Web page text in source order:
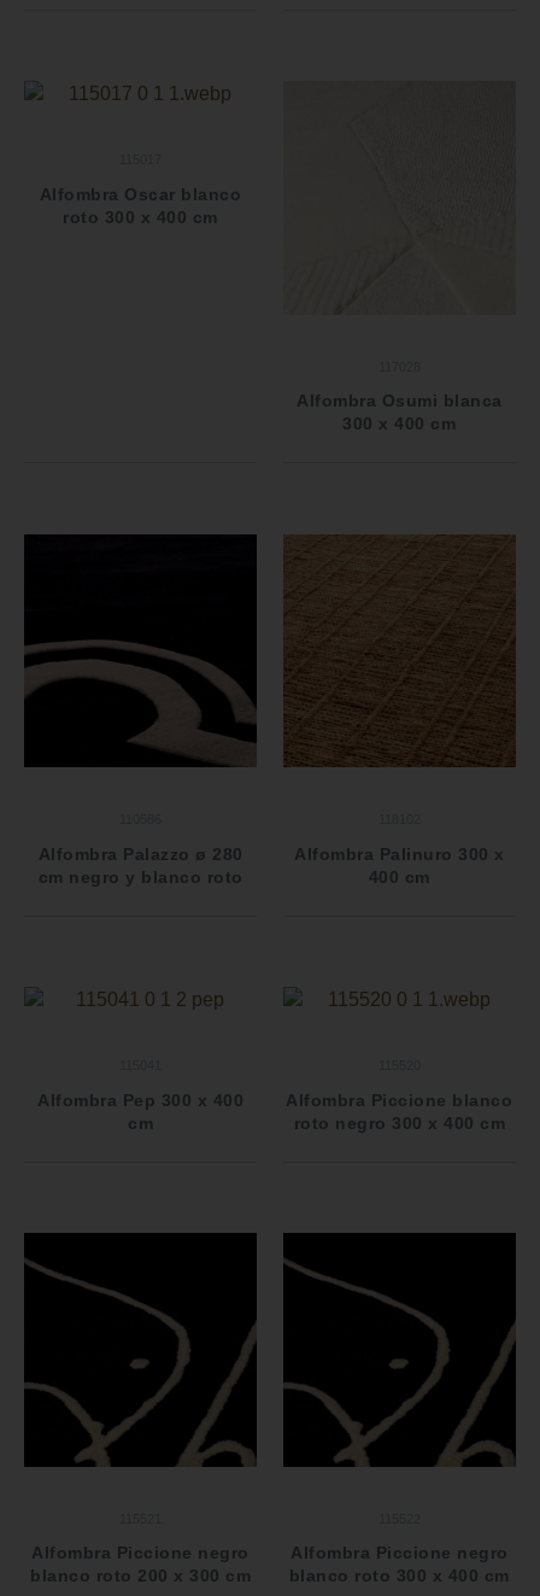
Alfombra Oscar blanco
roto 300 x 400 cm
Alfombra Osumi blanca
300 x 400 cm
Alfombra Palazzo ø 280
cm negro y blanco roto
Alfombra Palinuro 300 x
400 cm
Alfombra Pep 300 x 400
cm
Alfombra Piccione blanco
roto negro 300 x 400 cm
Alfombra Piccione negro
blanco roto 200 x 300 cm
Alfombra Piccione negro
blanco roto 300 x 400 cm